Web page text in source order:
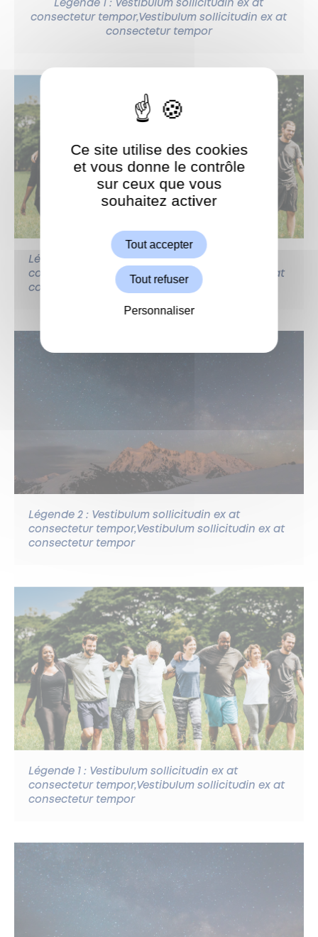
Légende 1 : Vestibulum sollicitudin ex at
consectetur tempor,Vestibulum sollicitudin ex at
consectetur tempor
Légende 1 : Vestibulum sollicitudin ex at
consectetur tempor,Vestibulum sollicitudin ex at
consectetur tempor
Légende 2 : Vestibulum sollicitudin ex at
consectetur tempor,Vestibulum sollicitudin ex at
consectetur tempor
Légende 1 : Vestibulum sollicitudin ex at
consectetur tempor,Vestibulum sollicitudin ex at
consectetur tempor
ShareThis est désactivé.
Ce site utilise des cookies
et vous donne le contrôle
sur ceux que vous
souhaitez activer
Tout accepter
Tout refuser
Personnaliser